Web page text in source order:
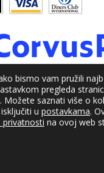
© Kundid 2021
web shopa: kT dizajn
bismo vam pružili
pregleda
Možete saznati više o
u postavkama.
privatnosti na ovoj web